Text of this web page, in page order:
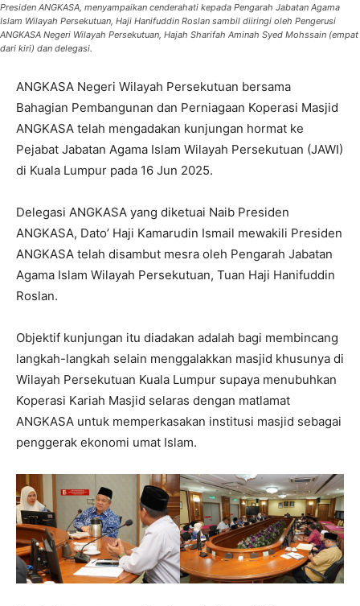
Presiden ANGKASA, menyampaikan cenderahati kepada Pengarah Jabatan Agama
Islam Wilayah Persekutuan, Haji Hanifuddin Roslan sambil diiringi oleh Pengerusi
ANGKASA Negeri Wilayah Persekutuan, Hajah Sharifah Aminah Syed Mohssain (empat
dari kiri) dan delegasi.
ANGKASA Negeri Wilayah Persekutuan bersama
Bahagian Pembangunan dan Perniagaan Koperasi Masjid
ANGKASA telah mengadakan kunjungan hormat ke
Pejabat Jabatan Agama Islam Wilayah Persekutuan (JAWI)
di Kuala Lumpur pada 16 Jun 2025.
Delegasi ANGKASA yang diketuai Naib Presiden
ANGKASA, Dato’ Haji Kamarudin Ismail mewakili Presiden
ANGKASA telah disambut mesra oleh Pengarah Jabatan
Agama Islam Wilayah Persekutuan, Tuan Haji Hanifuddin
Roslan.
Objektif kunjungan itu diadakan adalah bagi membincang
langkah-langkah selain menggalakkan masjid khusunya di
Wilayah Persekutuan Kuala Lumpur supaya menubuhkan
Koperasi Kariah Masjid selaras dengan matlamat
ANGKASA untuk memperkasakan institusi masjid sebagai
penggerak ekonomi umat Islam.